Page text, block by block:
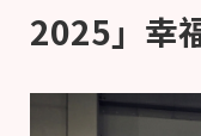
2025」幸